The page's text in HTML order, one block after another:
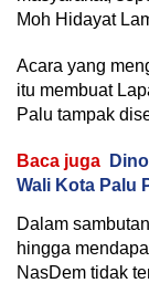
Moh Hidayat
Acara yang
itu membuat
Palu tampak
Baca juga
Wali Kota Palu
Dalam
hingga
NasDem tidak